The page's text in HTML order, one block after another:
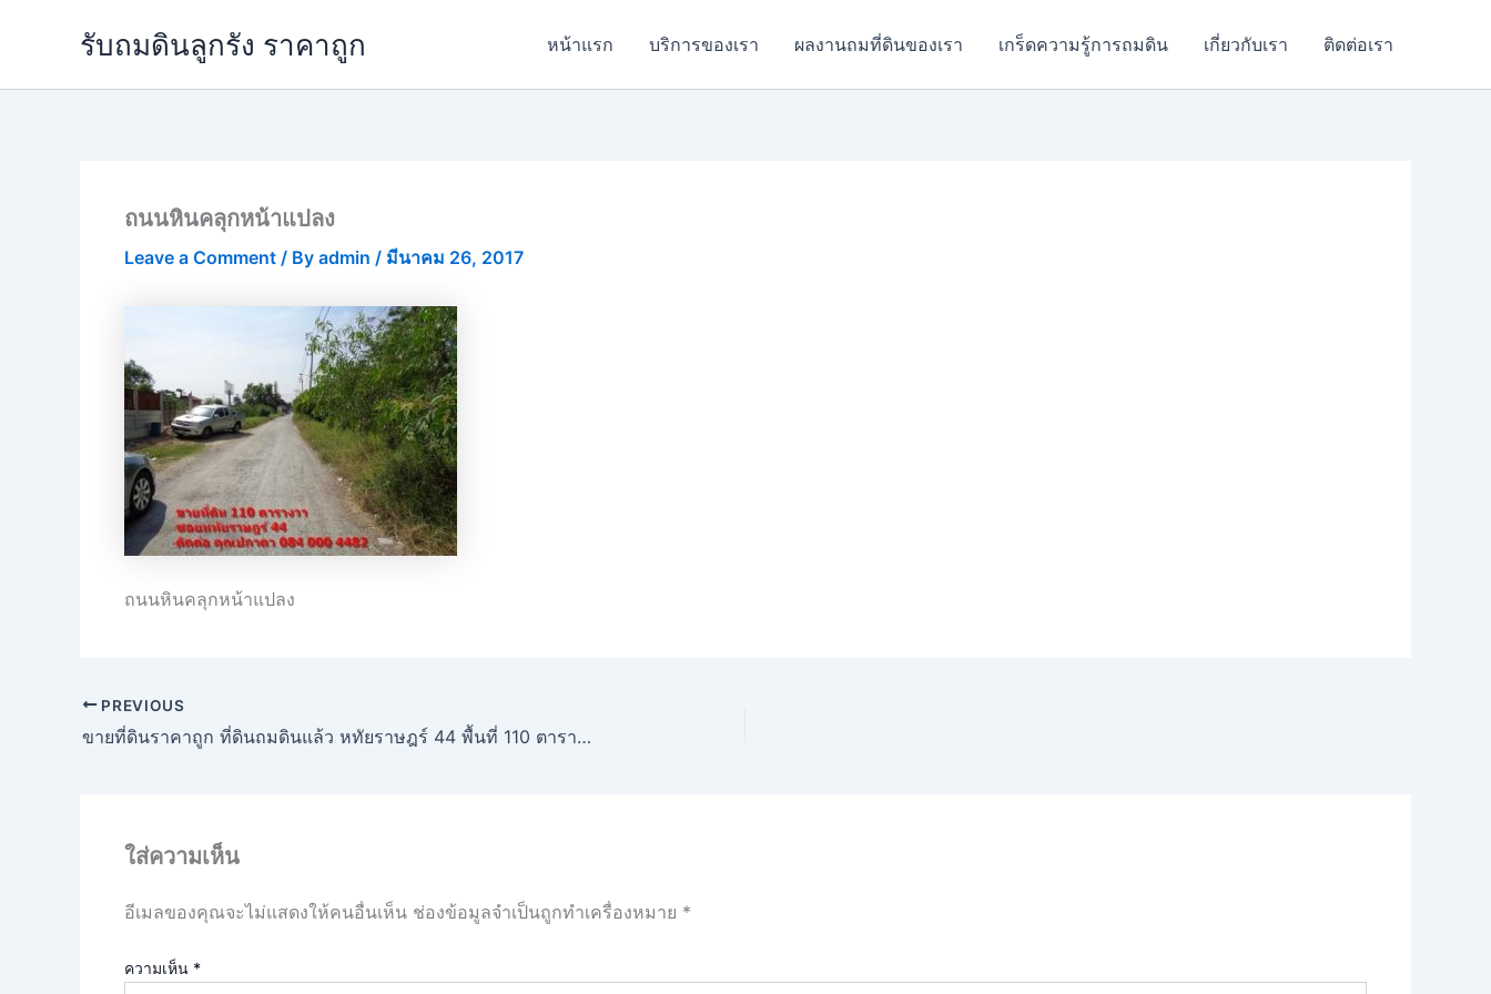
รับถมดินลูกรัง ราคาถูก หน้าแรก บริการของเรา ผลงานถมที่ดินของเรา เกร็ดความรู้การถมดิน เกี่ยวกับเรา ติดต่อเรา
ถนนหินคลุกหน้าแปลง
Leave a Comment / By admin / มีนาคม 26, 2017
ถนนหินคลุกหน้าแปลง
PREVIOUS
ขายที่ดินราคาถูก ที่ดินถมดินแล้ว หทัยราษฎร์ 44 พื้นที่ 110 ตารางวา
ใส่ความเห็น
อีเมลของคุณจะไม่แสดงให้คนอื่นเห็น ช่องข้อมูลจำเป็นถูกทำเครื่องหมาย *
ความเห็น *